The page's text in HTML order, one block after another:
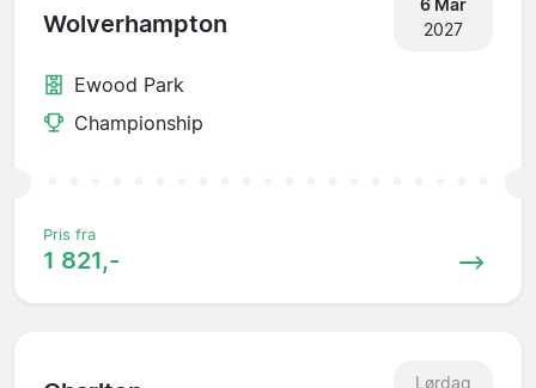
Wolverhampton
2027
Ewood Park
Championship
Pris fra
1 821,-
Lørdag